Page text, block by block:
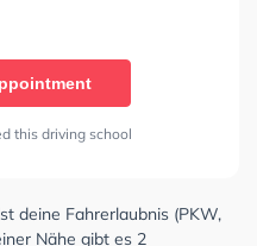
this driving school
deine Fahrerlaubnis (PKW,
Nähe gibt es 2